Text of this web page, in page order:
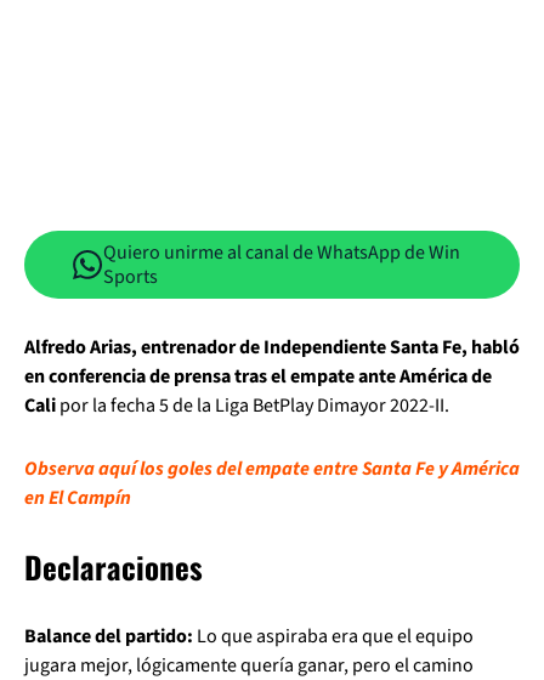
Quiero unirme al canal de WhatsApp de Win
Sports
Alfredo Arias, entrenador de Independiente Santa Fe, habló
en conferencia de prensa tras el empate ante América de
Calipor la fecha 5 de la Liga BetPlay Dimayor 2022-II.
Observa aquí los goles del empate entre Santa Fe y América
en El Campín
Declaraciones
Balance del partido: Lo que aspiraba era que el equipo
jugara mejor, lógicamente quería ganar, pero el camino